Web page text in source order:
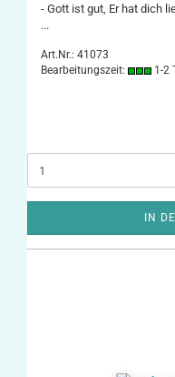
- Gott ist gut, Er hat dich
...
Art.Nr.: 41073
Bearbeitungszeit:
1-2
IN